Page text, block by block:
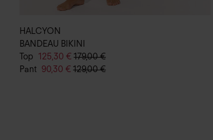
HALCYON
BANDEAU BIKINI
Top 125,30 € 179,00 €
Pant 90,30 € 129,00 €